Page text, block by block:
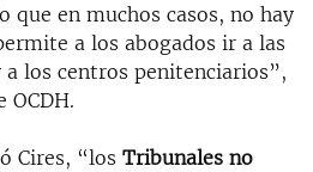
que en muchos casos, no hay
a los abogados ir a las
los centros penitenciarios”,
OCDH.
Cires, “los Tribunales no